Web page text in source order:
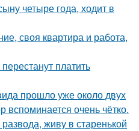
четыре года, ходит в
своя квартира и работа,
платить
прошло уже около двух
вспоминается очень чётко.
живу в старенькой